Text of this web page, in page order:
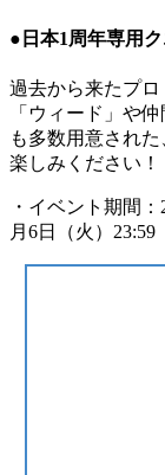
●日本1周年専用
過去から来たプ
「ウィード」や
も多数用意され
楽しみください！
・イベント期間
月6日（火）23:59